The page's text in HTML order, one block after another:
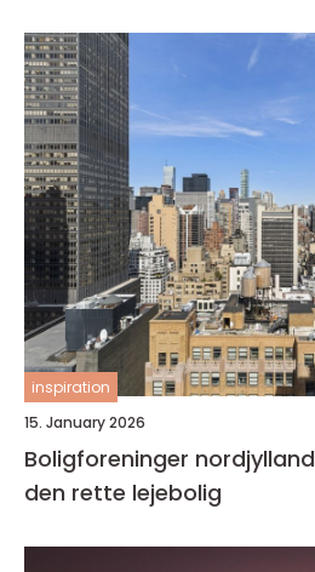
inspiration
15. January 2026
Boligforeninger nordjylland sådan finder du
den rette lejebolig